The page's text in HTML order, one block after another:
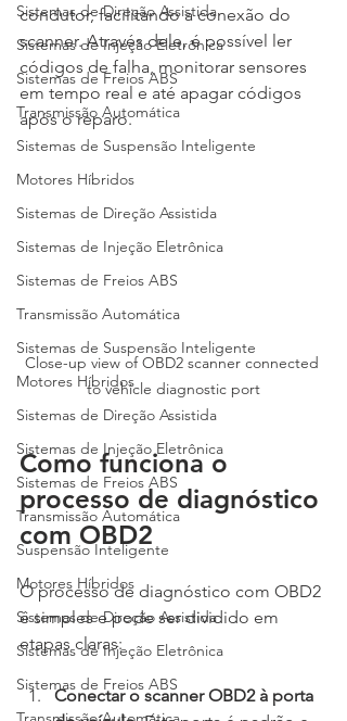
Sistemas de Direção Assistida
Sistemas de Injeção Eletrônica
Sistemas de Freios ABS
Transmissão Automática
Sistemas de Suspensão Inteligente
Motores Híbridos
Sistemas de Direção Assistida
Sistemas de Injeção Eletrônica
Sistemas de Freios ABS
Transmissão Automática
Sistemas de Suspensão Inteligente
Motores Híbridos
Sistemas de Direção Assistida
Sistemas de Injeção Eletrônica
Sistemas de Freios ABS
Transmissão Automática
Suspensão Inteligente
Motores Híbridos
Sistemas de Direção Assistida
Sistemas de Injeção Eletrônica
Sistemas de Freios ABS
condutor, facilitando a conexão do
scanner. Através dele, é possível ler
códigos de falha, monitorar sensores
em tempo real e até apagar códigos
após o reparo.
Close-up view of OBD2 scanner connected
to vehicle diagnostic port
Como funciona o
processo de diagnóstico
com OBD2
O processo de diagnóstico com OBD2
é simples e pode ser dividido em
etapas claras:
Conectar o scanner OBD2 à porta